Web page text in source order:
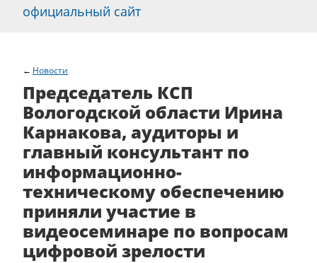
официальный сайт
Новости
Председатель КСП
Вологодской области Ирина
Карнакова, аудиторы и
главный консультант по
информационно-
техническому обеспечению
приняли участие в
видеосеминаре по вопросам
цифровой зрелости